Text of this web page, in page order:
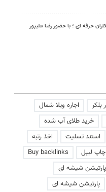
حرفه ای ؛ با حضور رضا علیپور
بلکر
اجاره ویلا شمال
خرید طلای آب شده
استند تسلیت
اخذ رتبه
چاپ لیبل
Buy backlinks
پارتیشن شیشه ای
پارتیشن شیشه ای